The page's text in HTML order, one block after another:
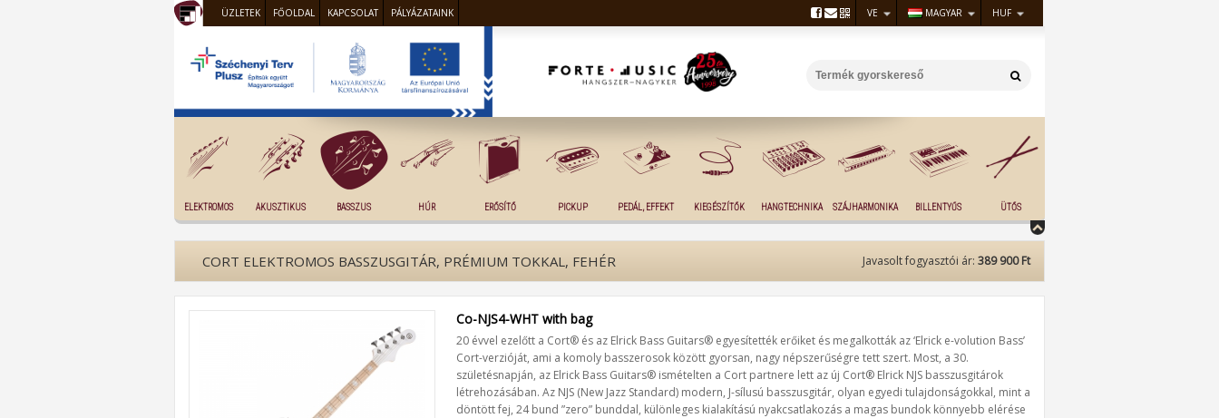
ÜZLETEK FŐOLDAL KAPCSOLAT PÁLYÁZATAINK VE MAGYAR HUF
ELEKTROMOS AKUSZTIKUS BASSZUS HÚR ERŐSÍTŐ PICKUP PEDÁL, EFFEKT KIEGÉSZÍTŐK HANGTECHNIKA SZÁJHARMONIKA BILLENTYŰS ÜTŐS
Javasolt fogyasztói ár: 389 900 Ft
CORT ELEKTROMOS BASSZUSGITÁR, PRÉMIUM TOKKAL, FEHÉR
Co-NJS4-WHT with bag
20 évvel ezelőtt a Cort® és az Elrick Bass Guitars® egyesítették erőiket és megalkották az ‘Elrick e-volution Bass’
Cort-verzióját, ami a komoly basszerosok között gyorsan, nagy népszerűségre tett szert. Most, a 30.
születésnapján, az Elrick Bass Guitars® ismételten a Cort partnere lett az új Cort® Elrick NJS basszusgitárok
létrehozásában. Az NJS (New Jazz Standard) modern, J-sílusú basszusgitár, olyan egyedi tulajdonságokkal, mint a
döntött fej, 24 bund ”zero” bunddal, különleges kialakítású nyakcsatlakozás a magas bundok könnyebb elérése